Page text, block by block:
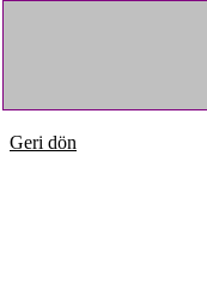
Geri dön